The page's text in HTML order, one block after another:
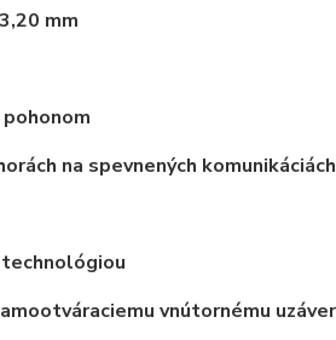
mm
na spevnených komunikáciách
vnútornému